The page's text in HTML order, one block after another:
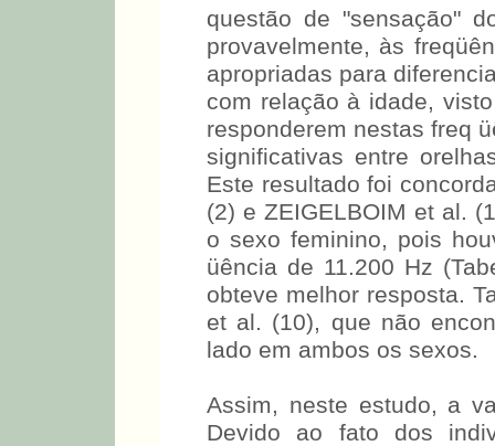
relatou em sua
estímulo sonoro das
questão de "sensação"
provavelmente, às
apropriadas para
com relação à idade,
responderem nestas freq
significativas entre
Este resultado foi
(2) e ZEIGELBOIM et al.
o sexo feminino, pois
üência de 11.200 Hz
obteve melhor resposta.
lado em ambos os sexos.